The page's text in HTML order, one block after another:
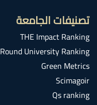
تصنيفات الجامعة
THE Impact Ranking
Round University Ranking
Green Metrics
Scimagoir
Qs ranking